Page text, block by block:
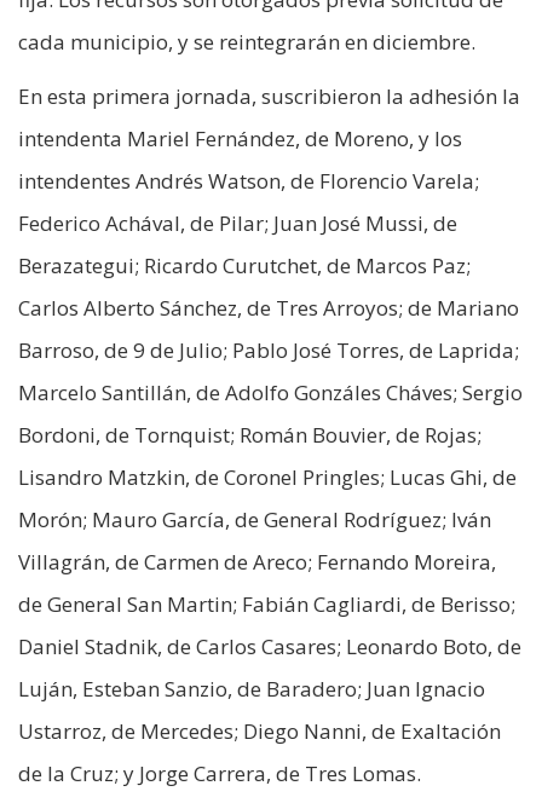
cada municipio, y se reintegrarán en diciembre.
En esta primera jornada, suscribieron la adhesión la
intendenta Mariel Fernández, de Moreno, y los
intendentes Andrés Watson, de Florencio Varela;
Federico Achával, de Pilar; Juan José Mussi, de
Berazategui; Ricardo Curutchet, de Marcos Paz;
Carlos Alberto Sánchez, de Tres Arroyos; de Mariano
Barroso, de 9 de Julio; Pablo José Torres, de Laprida;
Marcelo Santillán, de Adolfo Gonzáles Cháves; Sergio
Bordoni, de Tornquist; Román Bouvier, de Rojas;
Lisandro Matzkin, de Coronel Pringles; Lucas Ghi, de
Morón; Mauro García, de General Rodríguez; Iván
Villagrán, de Carmen de Areco; Fernando Moreira,
de General San Martin; Fabián Cagliardi, de Berisso;
Daniel Stadnik, de Carlos Casares; Leonardo Boto, de
Luján, Esteban Sanzio, de Baradero; Juan Ignacio
Ustarroz, de Mercedes; Diego Nanni, de Exaltación
de la Cruz; y Jorge Carrera, de Tres Lomas.